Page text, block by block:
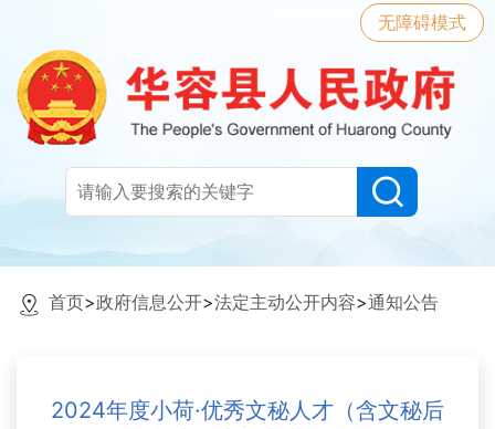
无障碍模式
首页>政府信息公开>法定主动公开内容>通知公告
2024年度小荷·优秀文秘人才（含文秘后